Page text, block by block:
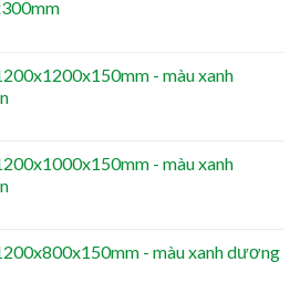
- màu xanh
- màu xanh
- màu xanh dương